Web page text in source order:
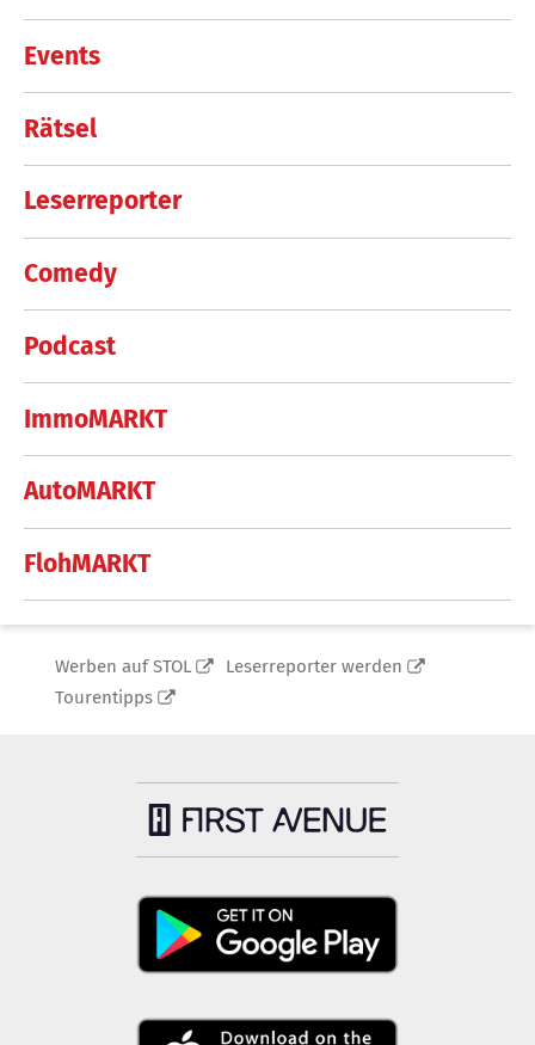
Events
Rätsel
Leserreporter
Comedy
Podcast
ImmoMARKT
AutoMARKT
FlohMARKT
Werben auf STOL
Leserreporter werden
Tourentipps